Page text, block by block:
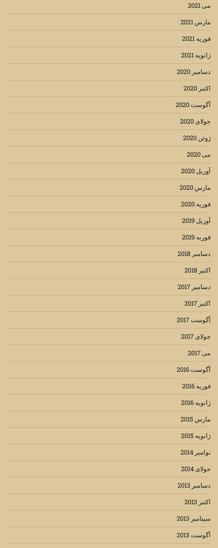
می 2021
مارس 2021
فوریه 2021
ژانویه 2021
دسامبر 2020
اکتبر 2020
آگوست 2020
جولای 2020
ژوئن 2020
می 2020
آوریل 2020
مارس 2020
فوریه 2020
آوریل 2019
فوریه 2019
دسامبر 2018
اکتبر 2018
دسامبر 2017
اکتبر 2017
آگوست 2017
جولای 2017
می 2017
آگوست 2016
فوریه 2016
ژانویه 2016
مارس 2015
ژانویه 2015
نوامبر 2014
جولای 2014
دسامبر 2013
اکتبر 2013
سپتامبر 2013
آگوست 2013